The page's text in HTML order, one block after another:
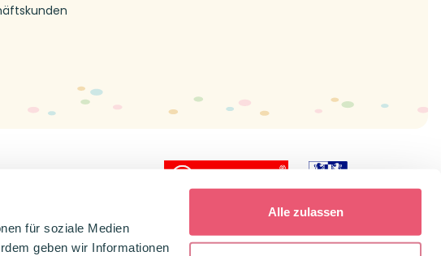
für soziale Medien
geben wir Informationen
Alle zulassen